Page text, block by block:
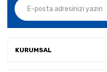
KURUMSAL